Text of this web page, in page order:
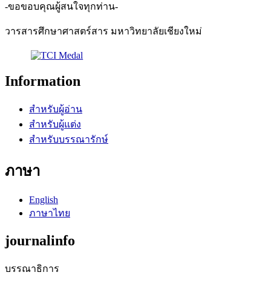
-ขอขอบคุณผู้สนใจทุกท่าน-
วารสารศึกษาศาสตร์สาร มหาวิทยาลัยเชียงใหม่
Information
สำหรับผู้อ่าน
สำหรับผู้แต่ง
สำหรับบรรณารักษ์
ภาษา
English
ภาษาไทย
journalinfo
บรรณาธิการ